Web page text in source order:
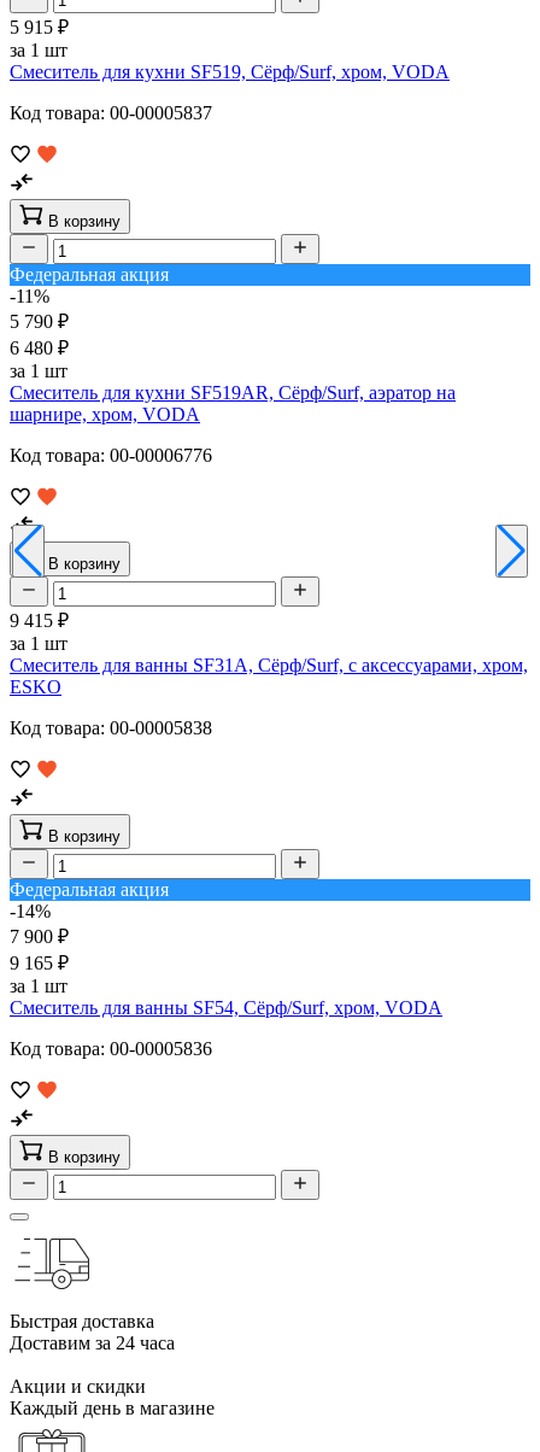
5 915 ₽
за 1 шт
Смеситель для кухни SF519, Сёрф/Surf, хром, VODA
Код товара: 00-00005837
В корзину
Федеральная акция
-11%
5 790 ₽
6 480 ₽
за 1 шт
Смеситель для кухни SF519AR, Сёрф/Surf, аэратор на
шарнире, хром, VODA
Код товара: 00-00006776
В корзину
9 415 ₽
за 1 шт
Смеситель для ванны SF31A, Сёрф/Surf, с аксессуарами, хром,
ESKO
Код товара: 00-00005838
В корзину
Федеральная акция
-14%
7 900 ₽
9 165 ₽
за 1 шт
Смеситель для ванны SF54, Сёрф/Surf, хром, VODA
Код товара: 00-00005836
В корзину
Быстрая доставка
Доставим за 24 часа
Акции и скидки
Каждый день в магазине